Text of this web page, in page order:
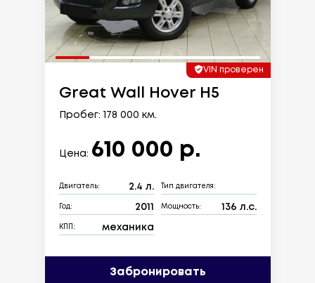
VIN проверен
Great Wall Hover H5
Пробег: 178 000 км.
Цена: 610 000 р.
Двигатель: 2.4 л. Тип двигателя:
Год: 2011 Мощность: 136 л.с.
КПП: механика
Забронировать